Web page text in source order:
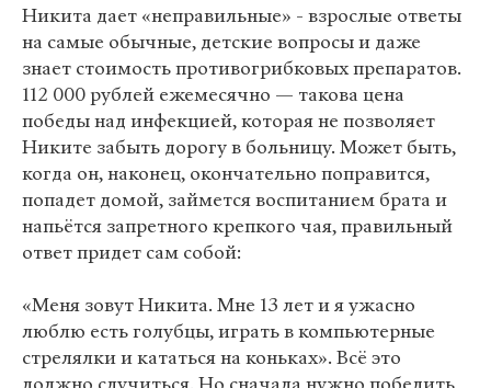
Никита дает «неправильные» - взрослые ответы
на самые обычные, детские вопросы и даже
знает стоимость противогрибковых препаратов.
112 000 рублей ежемесячно — такова цена
победы над инфекцией, которая не позволяет
Никите забыть дорогу в больницу. Может быть,
когда он, наконец, окончательно поправится,
попадет домой, займется воспитанием брата и
напьётся запретного крепкого чая, правильный
ответ придет сам собой:
«Меня зовут Никита. Мне 13 лет и я ужасно
люблю есть голубцы, играть в компьютерные
стрелялки и кататься на коньках». Всё это